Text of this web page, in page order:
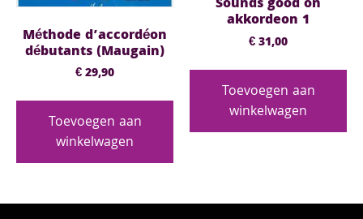
Méthode d’accordéon
débutants (Maugain)
€29,90
Toevoegen aan
winkelwagen
Sounds good on
akkordeon 1
€31,00
Toevoegen aan
winkelwagen